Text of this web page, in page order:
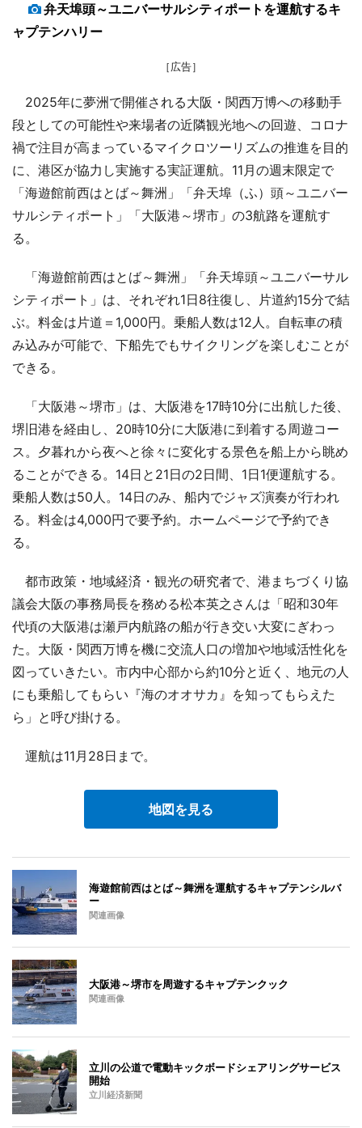
弁天埠頭～ユニバーサルシティポートを運航するキ
ャプテンハリー
［広告］
2025年に夢洲で開催される大阪・関西万博への移動手
段としての可能性や来場者の近隣観光地への回遊、コロナ
禍で注目が高まっているマイクロツーリズムの推進を目的
に、港区が協力し実施する実証運航。11月の週末限定で
「海遊館前西はとば～舞洲」「弁天埠（ふ）頭～ユニバー
サルシティポート」「大阪港～堺市」の3航路を運航す
る。
「海遊館前西はとば～舞洲」「弁天埠頭～ユニバーサル
シティポート」は、それぞれ1日8往復し、片道約15分で結
ぶ。料金は片道＝1,000円。乗船人数は12人。自転車の積
み込みが可能で、下船先でもサイクリングを楽しむことが
できる。
「大阪港～堺市」は、大阪港を17時10分に出航した後、
堺旧港を経由し、20時10分に大阪港に到着する周遊コー
ス。夕暮れから夜へと徐々に変化する景色を船上から眺め
ることができる。14日と21日の2日間、1日1便運航する。
乗船人数は50人。14日のみ、船内でジャズ演奏が行われ
る。料金は4,000円で要予約。ホームページで予約でき
る。
都市政策・地域経済・観光の研究者で、港まちづくり協
議会大阪の事務局長を務める松本英之さんは「昭和30年
代頃の大阪港は瀬戸内航路の船が行き交い大変にぎわっ
た。大阪・関西万博を機に交流人口の増加や地域活性化を
図っていきたい。市内中心部から約10分と近く、地元の人
にも乗船してもらい『海のオオサカ』を知ってもらえた
ら」と呼び掛ける。
運航は11月28日まで。
地図を見る
海遊館前西はとば～舞洲を運航するキャプテンシルバ
ー
関連画像
大阪港～堺市を周遊するキャプテンクック
関連画像
立川の公道で電動キックボードシェアリングサービス
開始
立川経済新聞